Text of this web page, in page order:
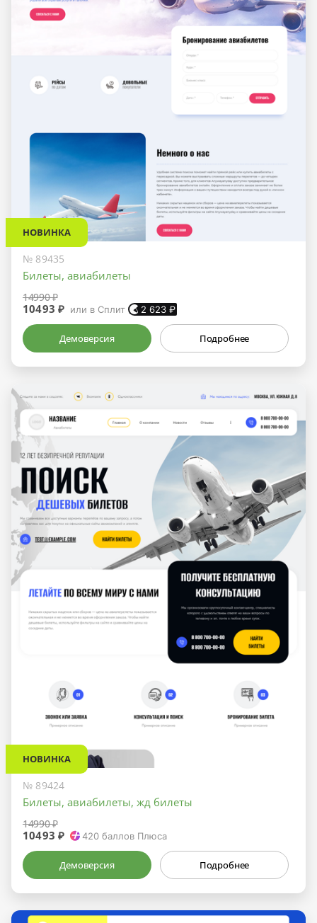
НОВИНКА
№ 89435
Билеты, авиабилеты
14990 ₽
10493 ₽ или в Сплит 2 623 ₽
Демоверсия Подробнее
НОВИНКА
№ 89424
Билеты, авиабилеты, жд билеты
14990 ₽
10493 ₽ 420 баллов Плюса
Демоверсия Подробнее